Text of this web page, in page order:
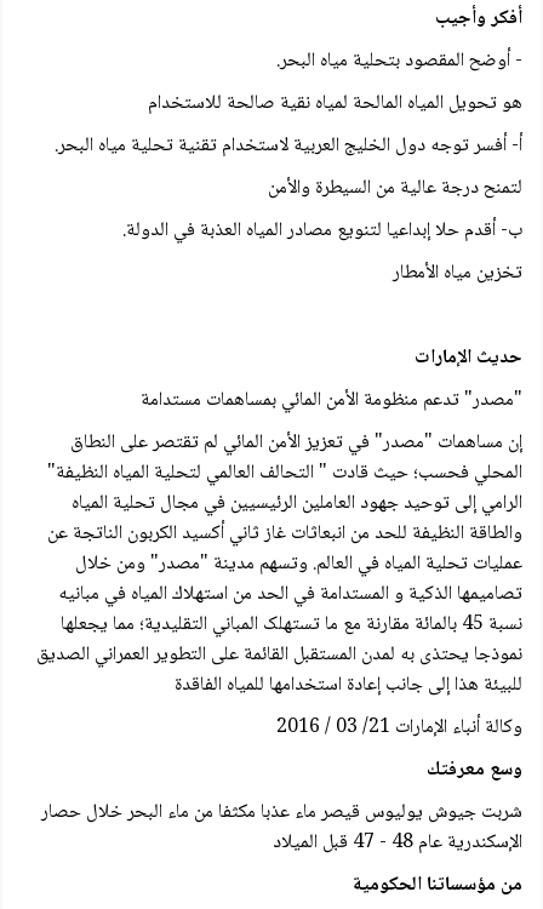
أفكر وأجيب
- أوضح المقصود بتحلية مياه البحر.
هو تحويل المياه المالحة لمياه نقية صالحة للاستخدام
أ- أفسر توجه دول الخليج العربية لاستخدام تقنية تحلية مياه البحر.
لتمنح درجة عالية من السيطرة والأمن
ب- أقدم حلا إبداعيا لتنويع مصادر المياه العذبة في الدولة.
تخزين مياه الأمطار
حديث الإمارات
"مصدر" تدعم منظومة الأمن المائي بمساهمات مستدامة
إن مساهمات "مصدر" في تعزيز الأمن المائي لم تقتصر على النطاق
المحلي فحسب؛ حيث قادت " التحالف العالمي لتحلية المياه النظيفة"
الرامي إلى توحيد جهود العاملين الرئيسيين في مجال تحلية المياه
والطاقة النظيفة للحد من انبعاثات غاز ثاني أكسيد الكربون الناتجة عن
عمليات تحلية المياه في العالم. وتسهم مدينة "مصدر" ومن خلال
تصاميمها الذكية و المستدامة في الحد من استهلاك المياه في مبانيه
نسبة 45 بالمائة مقارنة مع ما تستهلک المباني التقليدية؛ مما يجعلها
نموذجا يحتذى به لمدن المستقبل القائمة على التطوير العمراني الصديق
للبيئة هذا إلى جانب إعادة استخدامها للمياه الفاقدة
وكالة أنباء الإمارات 21/ 03 / 2016
وسع معرفتك
شربت جيوش يوليوس قيصر ماء عذبا مكثفا من ماء البحر خلال حصار
الإسكندرية عام 48 - 47 قبل الميلاد
من مؤسساتنا الحكومية